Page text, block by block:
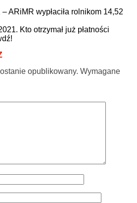
– ARiMR wypłaciła rolnikom 14,52
Kto otrzymał już płatności
opublikowany. Wymagane